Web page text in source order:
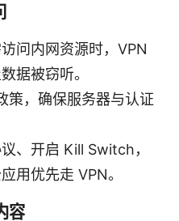
问内网资源时，VPN
据被窃听。
策，确保服务器与认证
、开启 Kill Switch，
用优先走 VPN。
容